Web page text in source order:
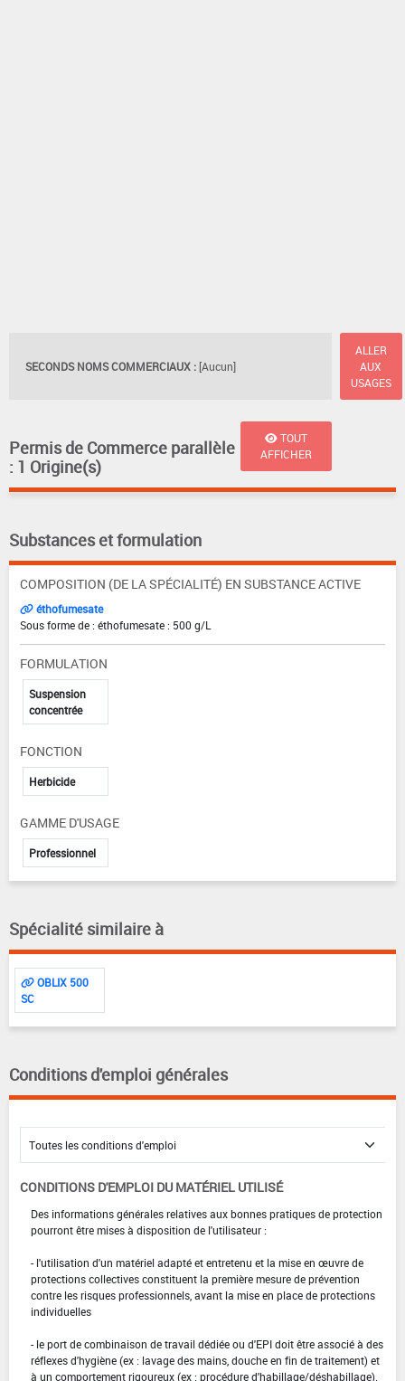
SECONDS NOMS COMMERCIAUX : [Aucun]
ALLER
AUX
USAGES
Permis de Commerce parallèle
: 1 Origine(s)
TOUT
AFFICHER
Substances et formulation
COMPOSITION (DE LA SPÉCIALITÉ) EN SUBSTANCE ACTIVE
éthofumesate
Sous forme de : éthofumesate : 500 g/L
FORMULATION
Suspension
concentrée
FONCTION
Herbicide
GAMME D'USAGE
Professionnel
Spécialité similaire à
OBLIX 500
SC
Conditions d'emploi générales
CONDITIONS D'EMPLOI DU MATÉRIEL UTILISÉ
Des informations générales relatives aux bonnes pratiques de protection
pourront être mises à disposition de l'utilisateur :
- l'utilisation d'un matériel adapté et entretenu et la mise en œuvre de
protections collectives constituent la première mesure de prévention
contre les risques professionnels, avant la mise en place de protections
individuelles
- le port de combinaison de travail dédiée ou d'EPI doit être associé à des
réflexes d'hygiène (ex : lavage des mains, douche en fin de traitement) et
à un comportement rigoureux (ex : procédure d'habillage/déshabillage).